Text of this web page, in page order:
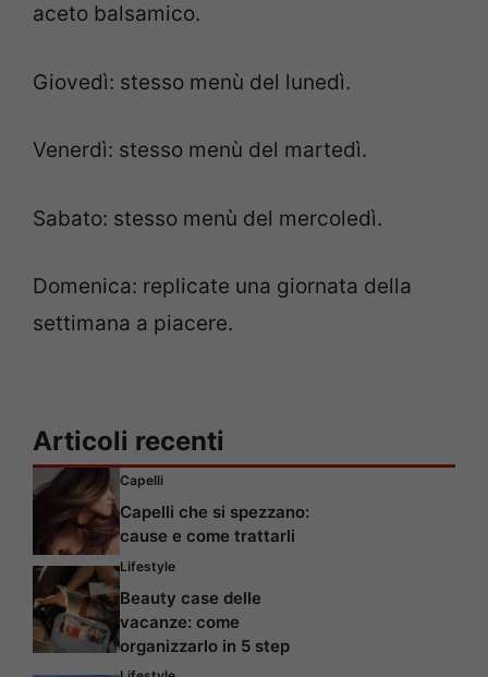
aceto balsamico.
Giovedì: stesso menù del lunedì.
Venerdì: stesso menù del martedì.
Sabato: stesso menù del mercoledì.
Domenica: replicate una giornata della
settimana a piacere.
Articoli recenti
Capelli
Capelli che si spezzano:
cause e come trattarli
Lifestyle
Beauty case delle
vacanze: come
organizzarlo in 5 step